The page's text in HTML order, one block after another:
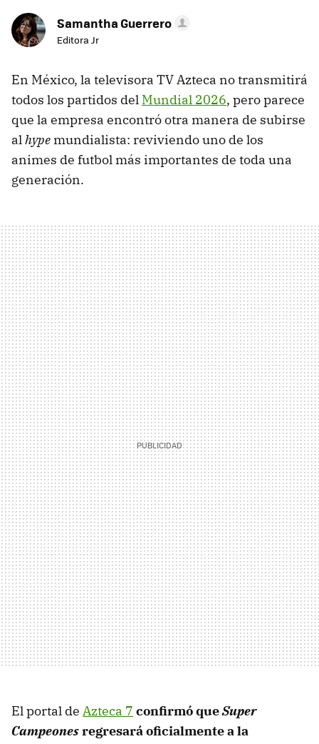
Samantha Guerrero
Editora Jr
En México, la televisora TV Azteca no transmitirá
todos los partidos del Mundial 2026, pero parece
que la empresa encontró otra manera de subirse
alhype mundialista: reviviendo uno de los
animes de futbol más importantes de toda una
generación.
El portal de Azteca 7 confirmó queSuper
Campeonesregresará oficialmente a la